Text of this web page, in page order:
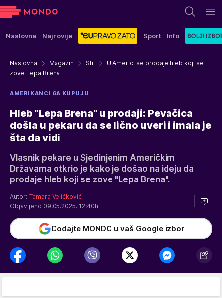
Naslovna Najnovije Sport Info
Naslovna Magazin Stil
U Americi se prodaje hleb koji se
zove Lepa Brena
AMERIKANCI GA KUPUJU
Hleb "Lepa Brena" u prodaji: Pevačica
došla u pekaru da se lično uveri i imala je
šta da vidi
Vlasnik pekare u Sjedinjenim Američkim
Državama otkrio je kako je došao na ideju da
prodaje hleb koji se zove "Lepa Brena".
Autor: Tamara Veličković
Objavljeno 09.05.2025. 12:40h
Dodajte MONDO u vaš Google izbor